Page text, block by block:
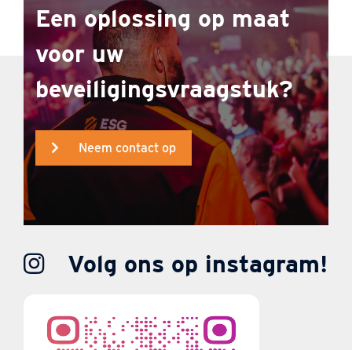
Een oplossing op maat
voor uw
beveiligingsvraagstuk?
Neem contact op
Volg ons op instagram!